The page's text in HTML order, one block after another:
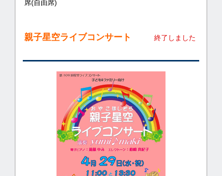
席(自由席)
親子星空ライブコンサート 終了しました